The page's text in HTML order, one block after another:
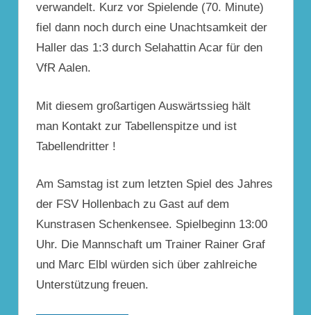
verwandelt. Kurz vor Spielende (70. Minute)
fiel dann noch durch eine Unachtsamkeit der
Haller das 1:3 durch Selahattin Acar für den
VfR Aalen.
Mit diesem großartigen Auswärtssieg hält
man Kontakt zur Tabellenspitze und ist
Tabellendritter !
Am Samstag ist zum letzten Spiel des Jahres
der FSV Hollenbach zu Gast auf dem
Kunstrasen Schenkensee. Spielbeginn 13:00
Uhr. Die Mannschaft um Trainer Rainer Graf
und Marc Elbl würden sich über zahlreiche
Unterstützung freuen.